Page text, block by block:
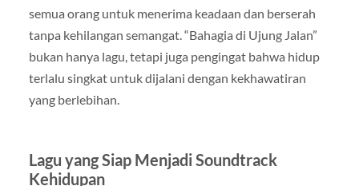
semua orang untuk menerima keadaan dan berserah
tanpa kehilangan semangat. “Bahagia di Ujung Jalan”
bukan hanya lagu, tetapi juga pengingat bahwa hidup
terlalu singkat untuk dijalani dengan kekhawatiran
yang berlebihan.
Lagu yang Siap Menjadi Soundtrack
Kehidupan